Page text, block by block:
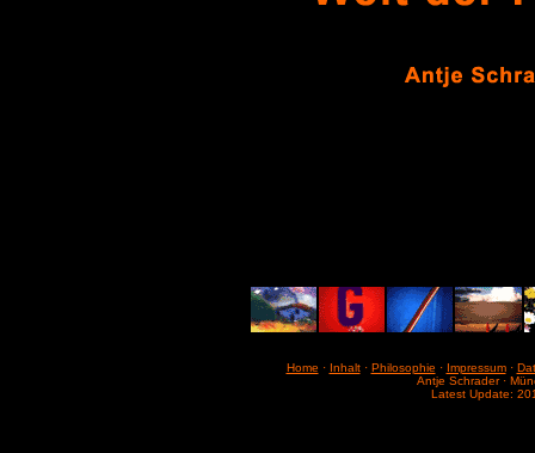
Home · Inhalt· Philosophie · Impressum·
Antje Schrader ·
Latest Update: